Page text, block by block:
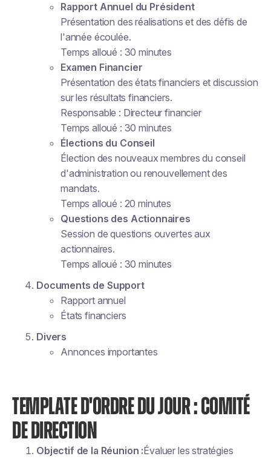
Rapport Annuel du Président
Présentation des réalisations et des défis de
l'année écoulée.
Temps alloué : 30 minutes
Examen Financier
Présentation des états financiers et discussion
sur les résultats financiers.
Responsable : Directeur financier
Temps alloué : 30 minutes
Élections du Conseil
Élection des nouveaux membres du conseil
d'administration ou renouvellement des
mandats.
Temps alloué : 20 minutes
Questions des Actionnaires
Session de questions ouvertes aux
actionnaires.
Temps alloué : 30 minutes
Documents de Support
Rapport annuel
États financiers
Divers
Annonces importantes
TEMPLATE D'ORDRE DU JOUR : COMITÉ
DE DIRECTION
Objectif de la Réunion :Évaluer les stratégies